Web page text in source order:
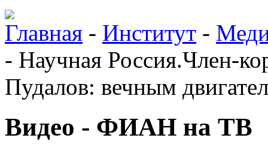
Главная - Институт -
- Научная Россия.Член-
Пудалов: вечным
Видео - ФИАН на ТВ